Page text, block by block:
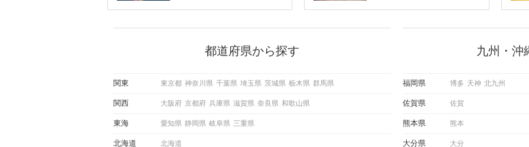
から恋人作りを本格的に始めようと
している方は、女性が異性を求めて
この記事では、女性が話しかけて欲
しく解説した後、婚活イベントで実
ような行動に繋げるべきかをご紹介
も混じえながら解説するので、ぜひ
都道府県から探す
関東 東京都 神奈川県 千葉県 埼玉県 茨城県 栃木県 群馬県
関西 大阪府 京都府 兵庫県 滋賀県 奈良県 和歌山県
東海 愛知県 静岡県 岐阜県 三重県
北海道 北海道
九州・沖
福岡県 博多 天神 北九州
佐賀県 佐賀
熊本県 熊本
大分県 大分